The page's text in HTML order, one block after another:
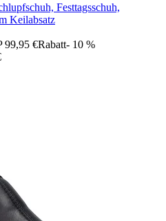
Festtagsschuh,
Keilabsatz
99,95 €Rabatt- 10 %